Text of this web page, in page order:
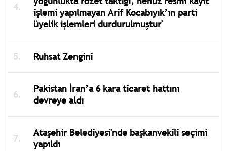
işlemi yapılmayan Arif Kocabıyık’ın parti
üyelik işlemleri durdurulmuştur'
Ruhsat Zengini
Pakistan İran’a 6 kara ticaret hattını
devreye aldı
Ataşehir Belediyesi'nde başkanvekili seçimi
yapıldı